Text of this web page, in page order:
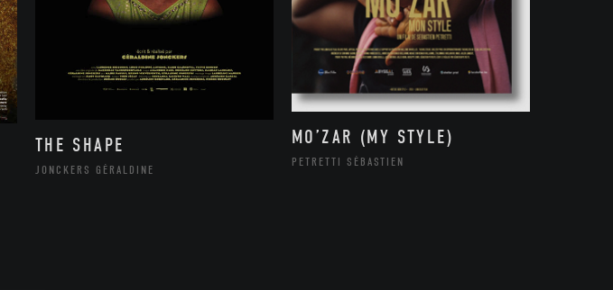
THE SHAPE
JONCKERS GÉRALDINE
MO’ZAR (MY STYLE)
PETRETTI SÉBASTIEN